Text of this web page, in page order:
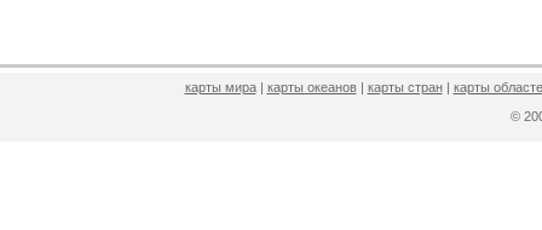
карты мира| карты океанов| карты стран| карты
©